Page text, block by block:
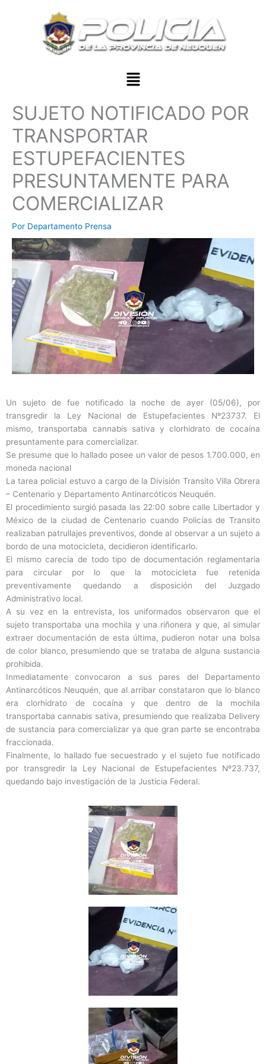
Menu
SUJETO NOTIFICADO POR
TRANSPORTAR
ESTUPEFACIENTES
PRESUNTAMENTE PARA
COMERCIALIZAR
Por Departamento Prensa
Un sujeto de fue notificado la noche de ayer (05/06), por
transgredir la Ley Nacional de Estupefacientes Nº23737. El
mismo, transportaba cannabis sativa y clorhidrato de cocaína
presuntamente para comercializar.
Se presume que lo hallado posee un valor de pesos 1.700.000, en
moneda nacional
La tarea policial estuvo a cargo de la División Transito Villa Obrera
– Centenario y Departamento Antinarcóticos Neuquén.
El procedimiento surgió pasada las 22:00 sobre calle Libertador y
México de la ciudad de Centenario cuando Policías de Transito
realizaban patrullajes preventivos, donde al observar a un sujeto a
bordo de una motocicleta, decidieron identificarlo.
El mismo carecía de todo tipo de documentación reglamentaria
para circular por lo que la motocicleta fue retenida
preventivamente quedando a disposición del Juzgado
Administrativo local.
A su vez en la entrevista, los uniformados observaron que el
sujeto transportaba una mochila y una riñonera y que, al simular
extraer documentación de esta última, pudieron notar una bolsa
de color blanco, presumiendo que se trataba de alguna sustancia
prohibida.
Inmediatamente convocaron a sus pares del Departamento
Antinarcóticos Neuquén, que al arribar constataron que lo blanco
era clorhidrato de cocaína y que dentro de la mochila
transportaba cannabis sativa, presumiendo que realizaba Delivery
de sustancia para comercializar ya que gran parte se encontraba
fraccionada.
Finalmente, lo hallado fue secuestrado y el sujeto fue notificado
por transgredir la Ley Nacional de Estupefacientes Nº23.737,
quedando bajo investigación de la Justicia Federal.